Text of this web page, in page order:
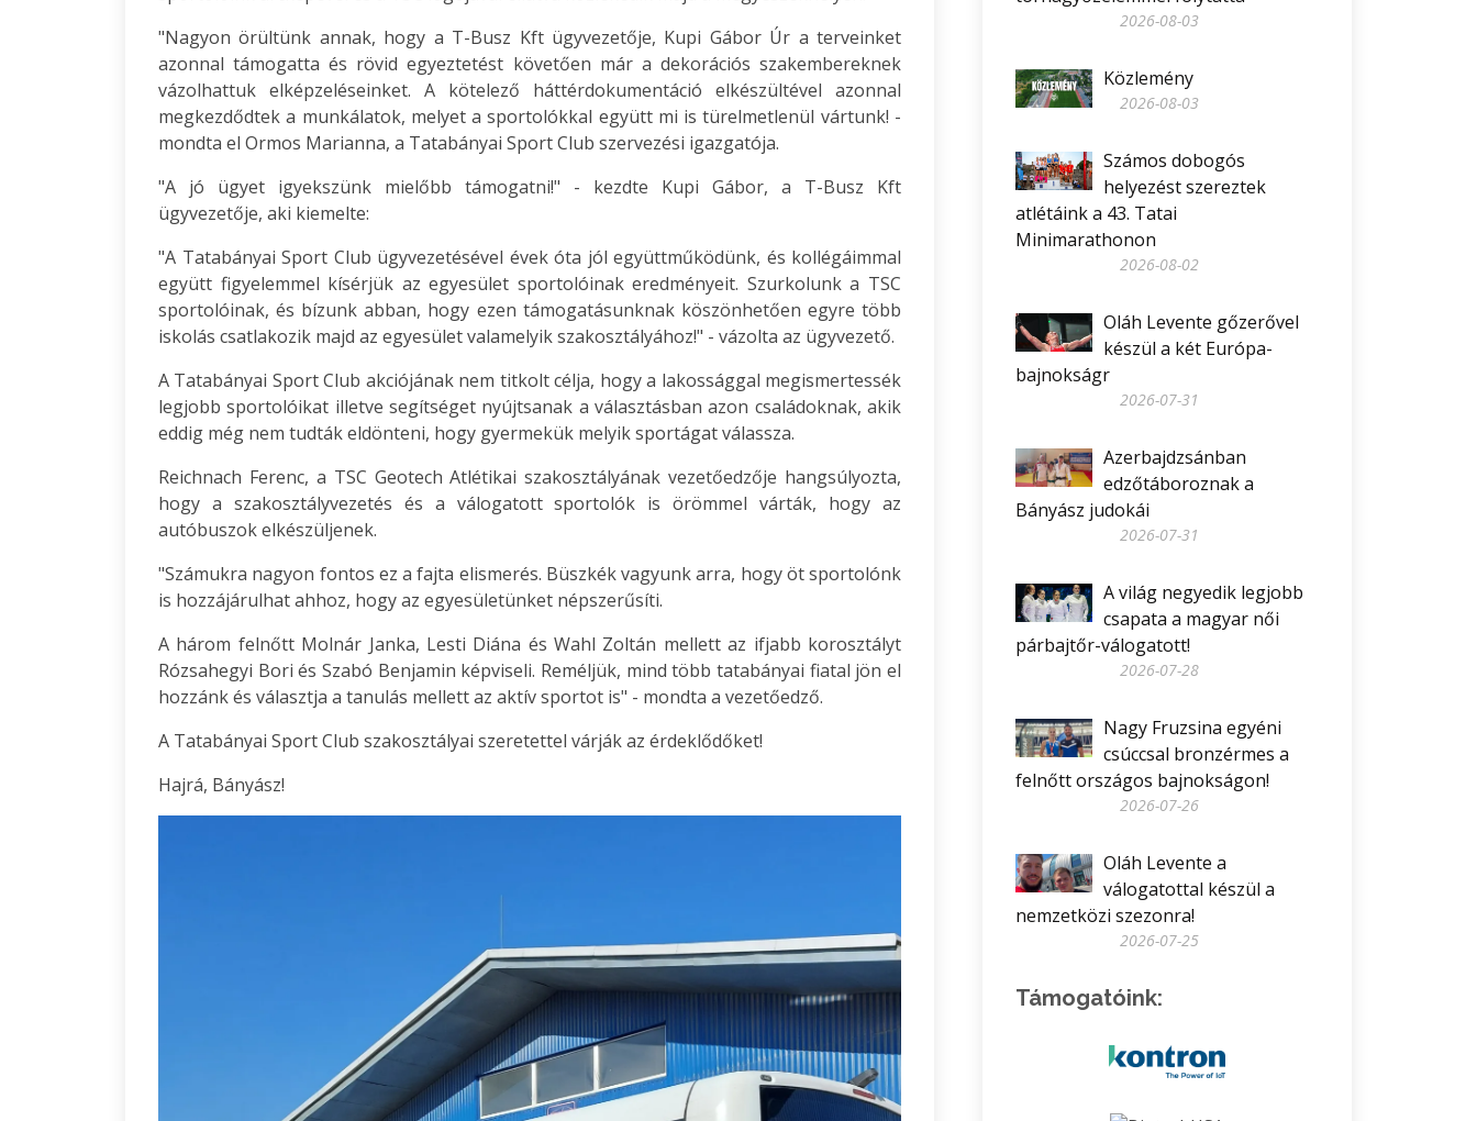
"Nagyon örültünk annak, hogy a T-Busz Kft ügyvezetője, Kupi Gábor Úr a terveinket
azonnal támogatta és rövid egyeztetést követően már a dekorációs szakembereknek
vázolhattuk elképzeléseinket. A kötelező háttérdokumentáció elkészültével azonnal
megkezdődtek a munkálatok, melyet a sportolókkal együtt mi is türelmetlenül vártunk! -
mondta el Ormos Marianna, a Tatabányai Sport Club szervezési igazgatója.
"A jó ügyet igyekszünk mielőbb támogatni!" - kezdte Kupi Gábor, a T-Busz Kft
ügyvezetője, aki kiemelte:
"A Tatabányai Sport Club ügyvezetésével évek óta jól együttműködünk, és kollégáimmal
együtt figyelemmel kísérjük az egyesület sportolóinak eredményeit. Szurkolunk a TSC
sportolóinak, és bízunk abban, hogy ezen támogatásunknak köszönhetően egyre több
iskolás csatlakozik majd az egyesület valamelyik szakosztályához!" - vázolta az ügyvezető.
A Tatabányai Sport Club akciójának nem titkolt célja, hogy a lakossággal megismertessék
legjobb sportolóikat illetve segítséget nyújtsanak a választásban azon családoknak, akik
eddig még nem tudták eldönteni, hogy gyermekük melyik sportágat válassza.
Reichnach Ferenc, a TSC Geotech Atlétikai szakosztályának vezetőedzője hangsúlyozta,
hogy a szakosztályvezetés és a válogatott sportolók is örömmel várták, hogy az
autóbuszok elkészüljenek.
"Számukra nagyon fontos ez a fajta elismerés. Büszkék vagyunk arra, hogy öt sportolónk
is hozzájárulhat ahhoz, hogy az egyesületünket népszerűsíti.
A három felnőtt Molnár Janka, Lesti Diána és Wahl Zoltán mellett az ifjabb korosztályt
Rózsahegyi Bori és Szabó Benjamin képviseli. Reméljük, mind több tatabányai fiatal jön el
hozzánk és választja a tanulás mellett az aktív sportot is" - mondta a vezetőedző.
A Tatabányai Sport Club szakosztályai szeretettel várják az érdeklődőket!
Hajrá, Bányász!
2026-08-03
Közlemény
2026-08-03
Számos dobogós
helyezést szereztek
atlétáink a 43. Tatai
Minimarathonon
2026-08-02
Oláh Levente gőzerővel
készül a két Európa-
bajnokságr
2026-07-31
Azerbajdzsánban
edzőtáboroznak a
Bányász judokái
2026-07-31
A világ negyedik legjobb
csapata a magyar női
párbajtőr-válogatott!
2026-07-28
Nagy Fruzsina egyéni
csúccsal bronzérmes a
felnőtt országos bajnokságon!
2026-07-26
Oláh Levente a
válogatottal készül a
nemzetközi szezonra!
2026-07-25
Támogatóink: